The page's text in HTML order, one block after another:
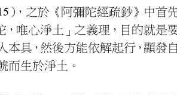
）
，之
於《阿彌陀經疏
性彌陀，唯心淨土」
理， 目的就
德人人本具，然後方
持名號而生於淨土。